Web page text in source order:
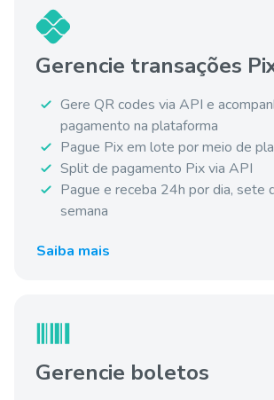
Gerencie transações
Gere QR codes via API e
pagamento na plataforma
Pague Pix em lote por meio de
Split de pagamento Pix via API
Pague e receba 24h por dia, sete
semana
Saiba mais
Gerencie boletos